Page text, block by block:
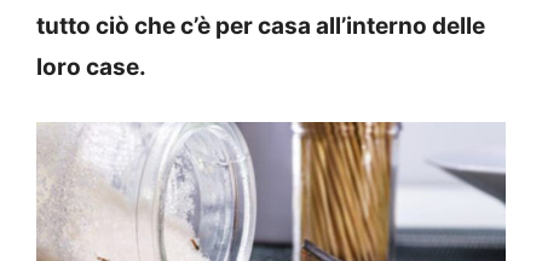
tutto ciò che c’è per casa all’interno delle
loro case.